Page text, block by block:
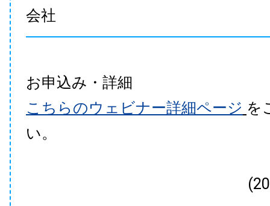
会社
お申込み・詳細
こちらのウェビナー詳細ページ を
い。